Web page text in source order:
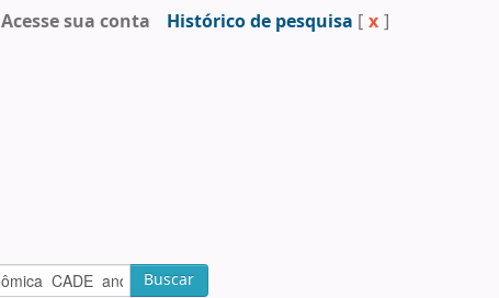
Acesse sua conta Histórico de pesquisa [ x ]
Buscar